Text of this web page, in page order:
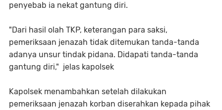
penyebab ia nekat gantung diri.
"Dari hasil olah TKP, keterangan para saksi,
pemeriksaan jenazah tidak ditemukan tanda-tanda
adanya unsur tindak pidana. Didapati tanda-tanda
gantung diri," jelas kapolsek
Kapolsek menambahkan setelah dilakukan
pemeriksaan jenazah korban diserahkan kepada pihak